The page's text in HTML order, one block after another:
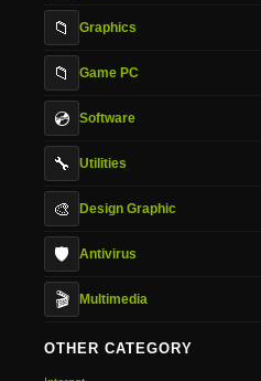
📁 Graphics
📁 Game PC
💿 Software
🔧 Utilities
🎨 Design Graphic
🛡️ Antivirus
🎬 Multimedia
OTHER CATEGORY